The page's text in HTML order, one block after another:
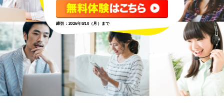
締切：2026年8/10（月）まで